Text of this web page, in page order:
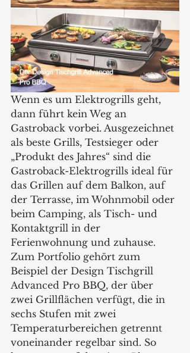
Wenn es um Elektrogrills geht,
dann führt kein Weg an
Gastroback vorbei. Ausgezeichnet
als beste Grills, Testsieger oder
„Produkt des Jahres“ sind die
Gastroback-Elektrogrills ideal für
das Grillen auf dem Balkon, auf
der Terrasse, im Wohnmobil oder
beim Camping, als Tisch- und
Kontaktgrill in der
Ferienwohnung und zuhause.
Zum Portfolio gehört zum
Beispiel der Design Tischgrill
Advanced Pro BBQ, der über
zwei Grillflächen verfügt, die in
sechs Stufen mit zwei
Temperaturbereichen getrennt
voneinander regelbar sind. So